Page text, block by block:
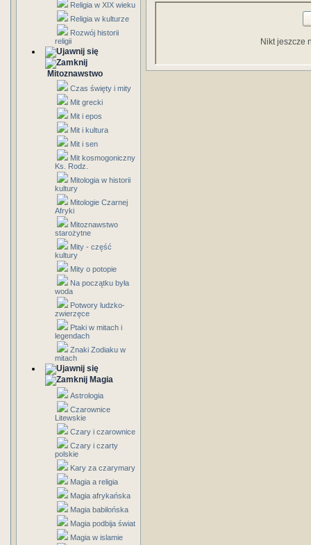
Religia w XIX wieku
Religia w kulturze
Rozwój historii
religii
Mitoznawstwo
Czas święty i mity
Mit grecki
Mit i epos
Mit i kultura
Mit i sen
Mit kosmogoniczny
Ks. Rodz.
Mitologia w historii
kultury
Mitologie Czarnej
Afryki
Mitoznawstwo
starożytne
Mity - część
kultury
Mity o potopie
Na początku była
woda
Potwory ludzko-
zwierzęce
Ptaki w mitach i
legendach
Znaki Zodiaku w
mitach
Magia
Astrologia
Czarownice
Litewskie
Czary i czarownice
Czary i czarty
polskie
Kary za czarymary
Magia a religia
Magia afrykańska
Magia babilońska
Magia podbija świat
Magia w islamie
Nikt jeszcze